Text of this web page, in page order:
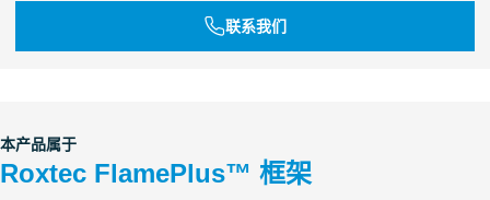
联系我们
本产品属于
Roxtec FlamePlus™ 框架